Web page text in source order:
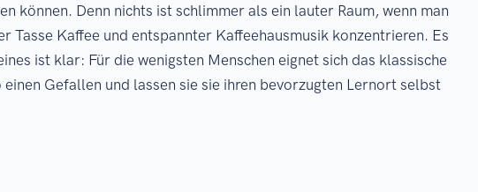
können. Denn nichts ist schlimmer als ein lauter Raum, wenn man
Tasse Kaffee und entspannter Kaffeehausmusik konzentrieren. Es
ist klar: Für die wenigsten Menschen eignet sich das klassische
Gefallen und lassen sie sie ihren bevorzugten Lernort selbst